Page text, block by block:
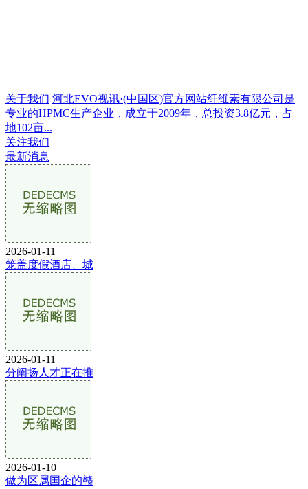
关于我们 河北EVO视讯·(中国区)官方网站纤维素有限公司是
专业的HPMC生产企业，成立于2009年，总投资3.8亿元，占
地102亩...
关注我们
最新消息
2026-01-11
笼盖度假酒店、城
2026-01-11
分阐扬人才正在推
2026-01-10
做为区属国企的赣